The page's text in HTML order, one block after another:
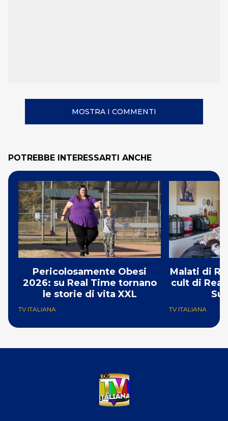
MOSTRA I COMMENTI
POTREBBE INTERESSARTI ANCHE
Pericolosamente Obesi
2026: su Real Time tornano
le storie di vita XXL
TV ITALIANA
Malati di
cult di
TV ITALIANA